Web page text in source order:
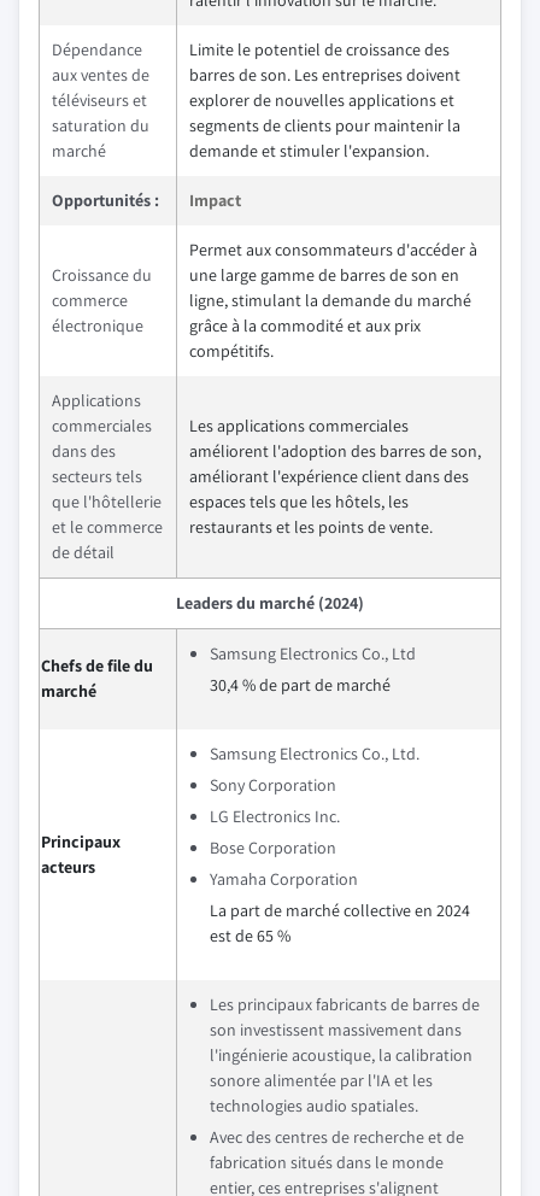
Dépendance
aux ventes de
téléviseurs et
saturation du
marché
Limite le potentiel de croissance des
barres de son. Les entreprises doivent
explorer de nouvelles applications et
segments de clients pour maintenir la
demande et stimuler l'expansion.
Opportunités : Impact
Croissance du
commerce
électronique
Permet aux consommateurs d'accéder à
une large gamme de barres de son en
ligne, stimulant la demande du marché
grâce à la commodité et aux prix
compétitifs.
Applications
commerciales
dans des
secteurs tels
que l'hôtellerie
et le commerce
de détail
Les applications commerciales
améliorent l'adoption des barres de son,
améliorant l'expérience client dans des
espaces tels que les hôtels, les
restaurants et les points de vente.
Leaders du marché (2024)
Chefs de file du
marché
Samsung Electronics Co., Ltd
30,4 % de part de marché
Principaux
acteurs
Samsung Electronics Co., Ltd.
Sony Corporation
LG Electronics Inc.
Bose Corporation
Yamaha Corporation
La part de marché collective en 2024
est de 65 %
Les principaux fabricants de barres de
son investissent massivement dans
l'ingénierie acoustique, la calibration
sonore alimentée par l'IA et les
technologies audio spatiales.
Avec des centres de recherche et de
fabrication situés dans le monde
entier, ces entreprises s'alignent